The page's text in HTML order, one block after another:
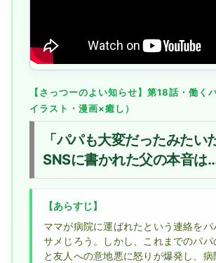
【さっつーのよい知らせ】第18話・働く
イラスト・漫画×癒し）
「パパも大変だったみたい
SNSに書かれた父の本音は
【あらすじ】
ママが病院に運ばれたという連絡をパ
サメじろう。しかし、これまでのパパ
と友人への意地悪に怒りが爆発し、